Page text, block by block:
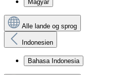
Magyar
Alle lande og sprog
Indonesien
Bahasa Indonesia